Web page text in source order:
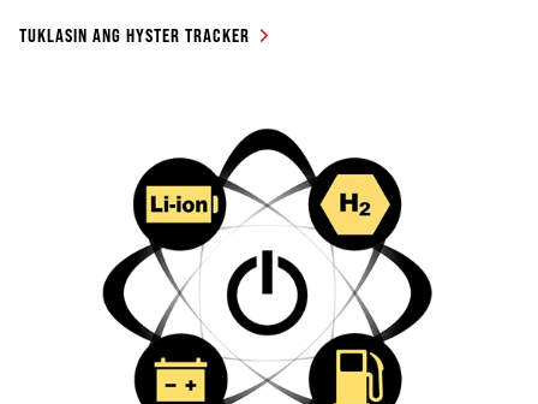
TUKLASIN ANG HYSTER TRACKER